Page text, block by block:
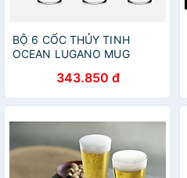
BỘ 6 CỐC THỦY TINH
OCEAN LUGANO MUG
343.850 đ